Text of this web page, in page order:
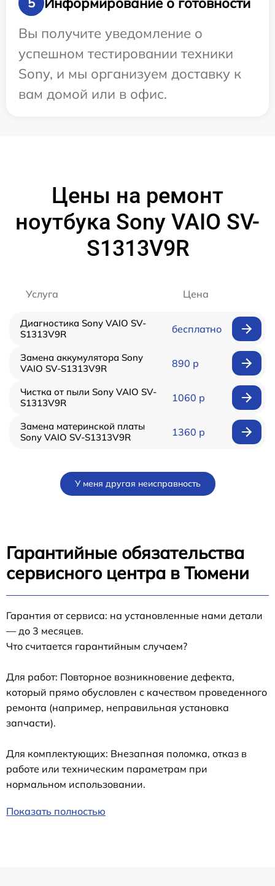
Вы получите уведомление о
успешном тестировании техники
Sony, и мы организуем доставку к
вам домой или в офис.
Цены на ремонт
ноутбука Sony VAIO SV-
S1313V9R
Услуга Цена
Диагностика Sony VAIO SV-
S1313V9R
бесплатно
Замена аккумулятора Sony
VAIO SV-S1313V9R
890 р
Чистка от пыли Sony VAIO SV-
S1313V9R
1060 р
Замена материнской платы
Sony VAIO SV-S1313V9R
1360 р
У меня другая неисправность
Гарантийные обязательства
сервисного центра в Тюмени
Гарантия от сервиса: на установленные нами детали
— до 3 месяцев.
Что считается гарантийным случаем?
Для работ: Повторное возникновение дефекта,
который прямо обусловлен с качеством проведенного
ремонта (например, неправильная установка
запчасти).
Для комплектующих: Внезапная поломка, отказ в
работе или техническим параметрам при
нормальном использовании.
Показать полностью